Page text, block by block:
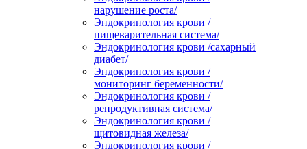
нарушение роста/
Эндокринология крови /
пищеварительная система/
Эндокринология крови /сахарный
диабет/
Эндокринология крови /
мониторинг беременности/
Эндокринология крови /
репродуктивная система/
Эндокринология крови /
щитовидная железа/
Эндокринология крови /